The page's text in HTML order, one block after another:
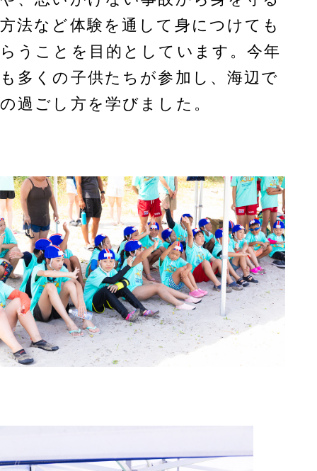
方法など体験を通して身につけても
らうことを目的としています。今年
も多くの子供たちが参加し、海辺で
の過ごし方を学びました。